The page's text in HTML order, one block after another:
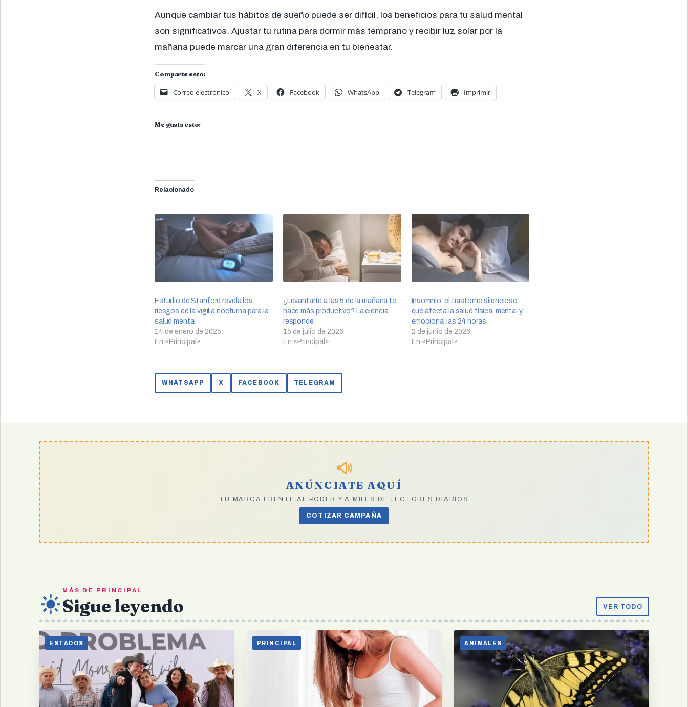
Aunque cambiar tus hábitos de sueño puede ser difícil, los beneficios para tu salud mental
son significativos. Ajustar tu rutina para dormir más temprano y recibir luz solar por la
mañana puede marcar una gran diferencia en tu bienestar.
Comparte esto:
Correo electrónico X Facebook WhatsApp Telegram Imprimir
Me gusta esto:
Relacionado
Estudio de Stanford revela los
riesgos de la vigilia nocturna para la
salud mental
14 de enero de 2025
En «Principal»
¿Levantarte a las 5 de la mañana te
hace más productivo? La ciencia
responde
15 de julio de 2026
En «Principal»
Insomnio: el trastorno silencioso
que afecta la salud física, mental y
emocional las 24 horas
2 de junio de 2026
En «Principal»
WHATSAPP X FACEBOOK TELEGRAM
ANÚNCIATE AQUÍ
TU MARCA FRENTE AL PODER Y A MILES DE LECTORES DIARIOS
COTIZAR CAMPAÑA
MÁS DE PRINCIPAL
Sigue leyendo VER TODO
ESTADOS PRINCIPAL ANIMALES